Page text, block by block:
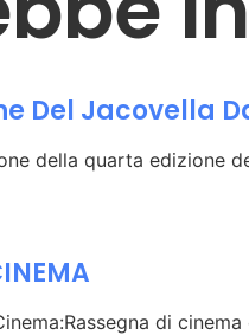
Del Jacovella
della quarta edizione
di